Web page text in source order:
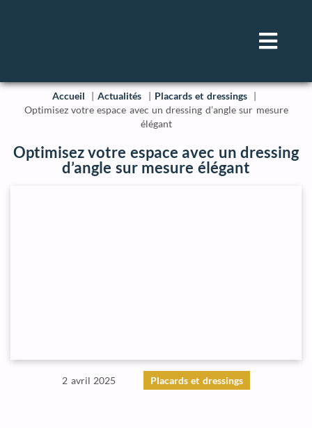
Accueil Actualités
Placards et dressings
Optimisez votre espace avec un dressing d’angle sur mesure
élégant
Optimisez votre espace avec un dressing
d’angle sur mesure élégant
2 avril 2025 Placards et dressings